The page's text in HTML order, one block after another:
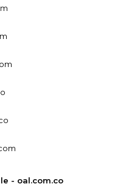
- oal.com.co